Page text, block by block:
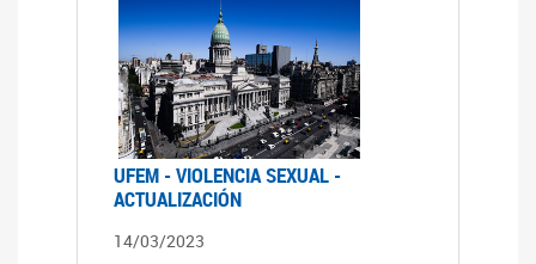
UFEM - VIOLENCIA SEXUAL -
ACTUALIZACIÓN
14/03/2023